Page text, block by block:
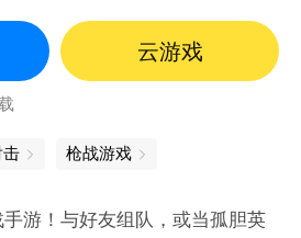
票全流程；
索、实时互动、深度战绩分析，
发现，尽在《王者营地》！
云游戏
击 枪战游戏
游！与好友组队，或当孤胆英